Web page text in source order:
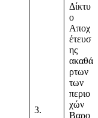
3.
Δίκτυ
ο
Αποχ
έτευσ
ης
ακαθά
ρτων
των
περιο
χών
Βαρo